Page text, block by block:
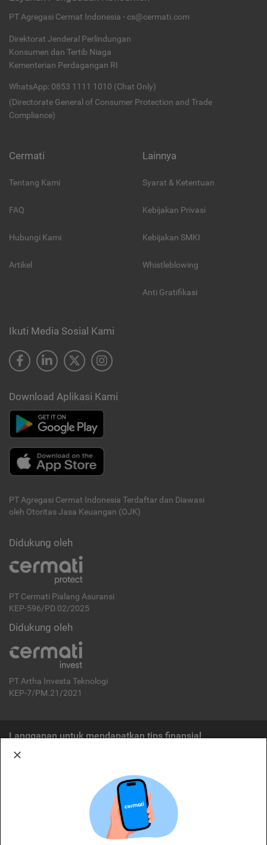
PT Agregasi Cermat Indonesia - cs@cermati.com
Direktorat Jenderal Perlindungan
Konsumen dan Tertib Niaga
Kementerian Perdagangan RI
WhatsApp: 0853 1111 1010 (Chat Only)
(Directorate General of Consumer Protection and Trade
Compliance)
Cermati
Tentang Kami
FAQ
Hubungi Kami
Artikel
Lainnya
Syarat & Ketentuan
Kebijakan Privasi
Kebijakan SMKI
Whistleblowing
Anti Gratifikasi
Ikuti Media Sosial Kami
Download Aplikasi Kami
PT Agregasi Cermat Indonesia Terdaftar dan Diawasi
oleh Otoritas Jasa Keuangan (OJK)
Didukung oleh
PT Cermati Pialang Asuransi
KEP-596/PD.02/2025
Didukung oleh
PT Artha Investa Teknologi
KEP-7/PM.21/2021
Langganan untuk mendapatkan tips finansial
Cermati merupakan penyelenggara agregasi jasa keuangan yang terdaftar di
OJK. Oleh karena itu, produk dan/atau layanan jasa keuangan yang
ditawarkan bukan merupakan produk dan/atau layanan jasa keuangan yang
diterbitkan oleh Cermati dan Cermati tidak bertanggung jawab atas tuntutan